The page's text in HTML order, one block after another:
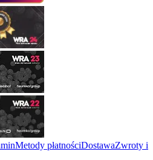
Metody płatnościDostawaZwroty i